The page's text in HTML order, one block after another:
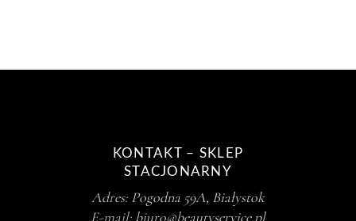
KONTAKT – SKLEP
STACJONARNY
Adres: Pogodna 59A, Białystok
E-mail: biuro@beautyservice.pl